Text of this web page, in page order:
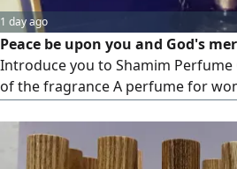
1 day ago
Peace be upon you and God's
Introduce you to Shamim Perfume
of the fragrance A perfume for
information that its price is 299
70 has arrived and we ask God to